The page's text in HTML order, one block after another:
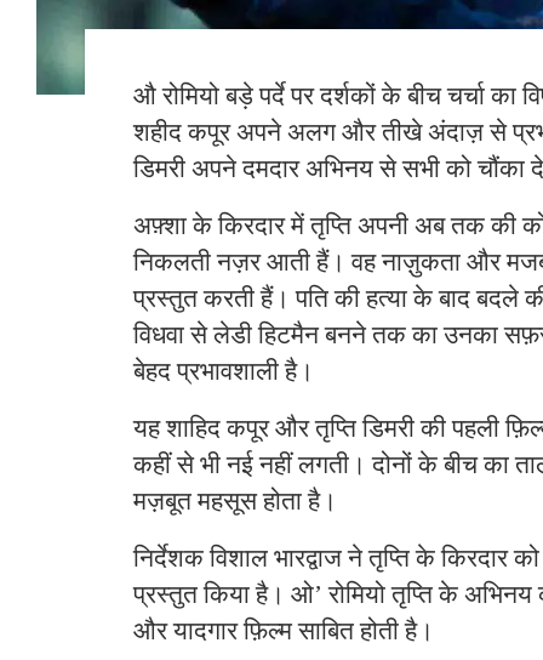
औ रोमियो बड़े पर्दे पर दर्शकों के बीच चर्चा का
शहीद कपूर अपने अलग और तीखे अंदाज़ से
डिमरी अपने दमदार अभिनय से सभी को चौंका
अफ़्शा के किरदार में तृप्ति अपनी अब तक की
निकलती नज़र आती हैं। वह नाज़ुकता और
प्रस्तुत करती हैं। पति की हत्या के बाद
विधवा से लेडी हिटमैन बनने तक का उनका
बेहद प्रभावशाली है।
यह शाहिद कपूर और तृप्ति डिमरी की पहली
कहीं से भी नई नहीं लगती। दोनों के बीच का
मज़बूत महसूस होता है।
निर्देशक विशाल भारद्वाज ने तृप्ति के किरदार
प्रस्तुत किया है। ओ’ रोमियो तृप्ति के
और यादगार फ़िल्म साबित होती है।